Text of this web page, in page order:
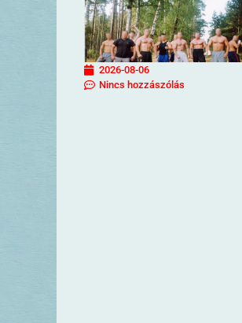
2026-08-06
Nincs hozzászólás